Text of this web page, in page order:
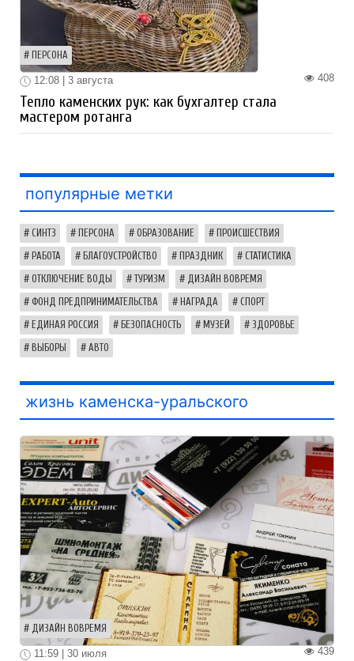
ПЕРСОНА
408
12:08 | 3 августа
Тепло каменских рук: как бухгалтер стала
мастером ротанга
популярные метки
СИНТЗ ПЕРСОНА ОБРАЗОВАНИЕ ПРОИСШЕСТВИЯ
РАБОТА БЛАГОУСТРОЙСТВО ПРАЗДНИК СТАТИСТИКА
ОТКЛЮЧЕНИЕ ВОДЫ ТУРИЗМ ДИЗАЙН ВОВРЕМЯ
ФОНД ПРЕДПРИНИМАТЕЛЬСТВА НАГРАДА СПОРТ
ЕДИНАЯ РОССИЯ БЕЗОПАСНОСТЬ МУЗЕЙ ЗДОРОВЬЕ
ВЫБОРЫ АВТО
жизнь каменска-уральского
ДИЗАЙН ВОВРЕМЯ
439
11:59 | 30 июля